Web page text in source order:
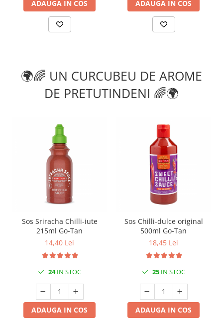
ADAUGA IN COS ADAUGA IN COS
🌍🌈 UN CURCUBEU DE AROME
DE PRETUTINDENI 🌈🌍
Sos Sriracha Chilli-iute
215ml Go-Tan
14,40 Lei
24IN STOC
ADAUGA IN COS
Sos Chilli-dulce original
500ml Go-Tan
18,45 Lei
25 IN STOC
ADAUGA IN COS